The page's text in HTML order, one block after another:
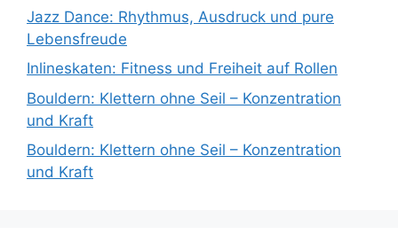
Jazz Dance: Rhythmus, Ausdruck und pure
Lebensfreude
Inlineskaten: Fitness und Freiheit auf Rollen
Bouldern: Klettern ohne Seil – Konzentration
und Kraft
Bouldern: Klettern ohne Seil – Konzentration
und Kraft